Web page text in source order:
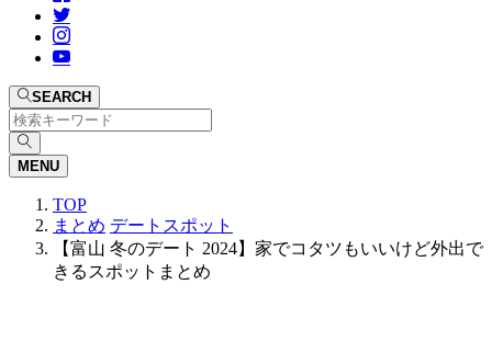
SEARCH
MENU
TOP
まとめ デートスポット
【富山 冬のデート 2024】家でコタツもいいけど外出で
きるスポットまとめ